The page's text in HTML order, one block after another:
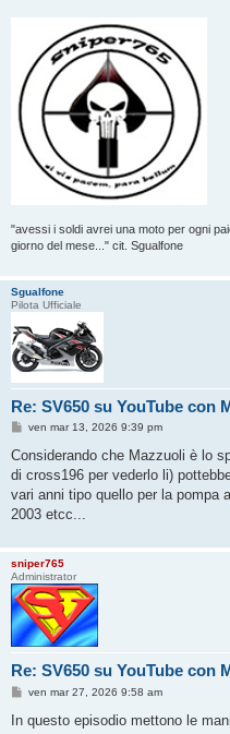
"avessi i soldi avrei una moto per ogni
giorno del mese..." cit. Sgualfone
Sgualfone
Pilota Ufficiale
Re: SV650 su YouTube con
M
s
a
g
i
ven mar 13, 2026 9:39 pm
Considerando che Mazzuoli è lo
di cross196 per vederlo li)
vari anni tipo quello per la pompa
2003 etcc...
sniper765
Administrator
Re: SV650 su YouTube con
M
s
ven mar 27, 2026 9:58 am
In questo episodio mettono le